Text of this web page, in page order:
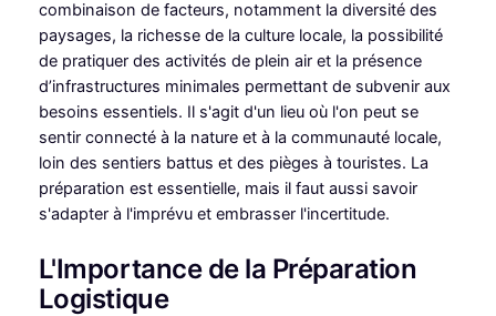
combinaison de facteurs, notamment la diversité des
paysages, la richesse de la culture locale, la possibilité
de pratiquer des activités de plein air et la présence
d’infrastructures minimales permettant de subvenir aux
besoins essentiels. Il s'agit d'un lieu où l'on peut se
sentir connecté à la nature et à la communauté locale,
loin des sentiers battus et des pièges à touristes. La
préparation est essentielle, mais il faut aussi savoir
s'adapter à l'imprévu et embrasser l'incertitude.
L'Importance de la Préparation
Logistique